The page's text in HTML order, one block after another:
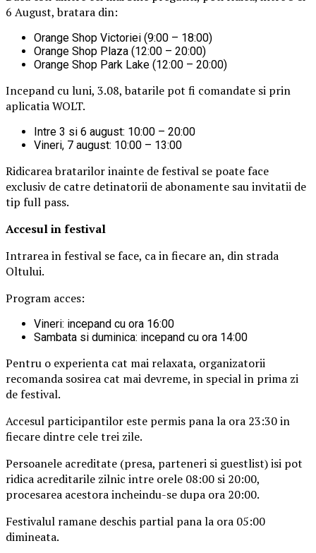
6 August, bratara din:
Orange Shop Victoriei (9:00 – 18:00)
Orange Shop Plaza (12:00 – 20:00)
Orange Shop Park Lake (12:00 – 20:00)
Incepand cu luni, 3.08, batarile pot fi comandate si prin
aplicatia WOLT.
Intre 3 si 6 august: 10:00 – 20:00
Vineri, 7 august: 10:00 – 13:00
Ridicarea bratarilor inainte de festival se poate face
exclusiv de catre detinatorii de abonamente sau invitatii de
tip full pass.
Accesul in festival
Intrarea in festival se face, ca in fiecare an, din strada
Oltului.
Program acces:
Vineri: incepand cu ora 16:00
Sambata si duminica: incepand cu ora 14:00
Pentru o experienta cat mai relaxata, organizatorii
recomanda sosirea cat mai devreme, in special in prima zi
de festival.
Accesul participantilor este permis pana la ora 23:30 in
fiecare dintre cele trei zile.
Persoanele acreditate (presa, parteneri si guestlist) isi pot
ridica acreditarile zilnic intre orele 08:00 si 20:00,
procesarea acestora incheindu-se dupa ora 20:00.
Festivalul ramane deschis partial pana la ora 05:00
dimineata.